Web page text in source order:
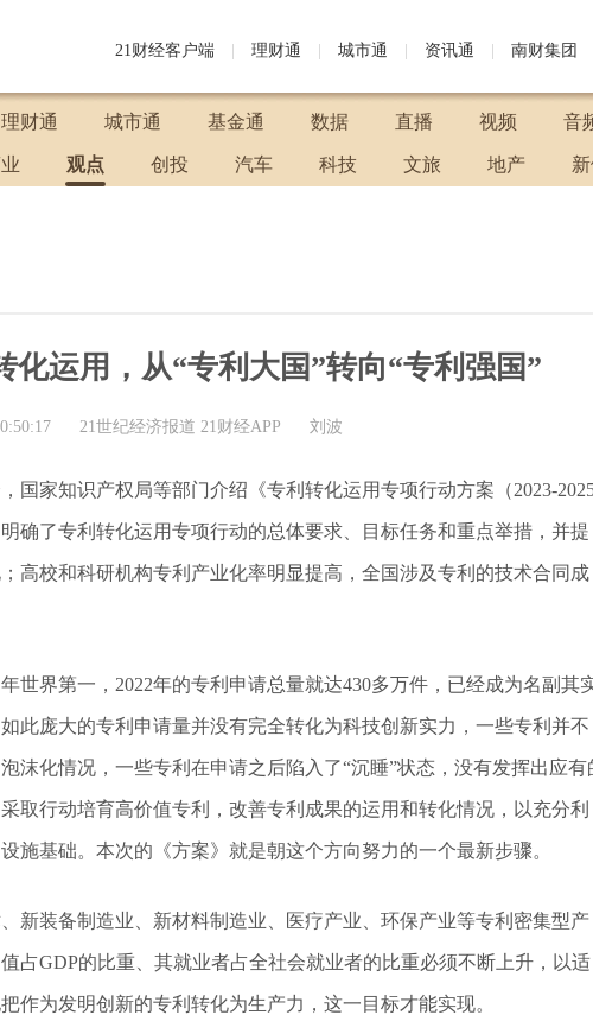
21财经客户端 理财通 城市通 资讯通 南财集团
理财通 城市通 基金通 数据 直播 视频 音
观点 创投 汽车 科技 文旅 地产
化运用，从“专利大国”转向“专利强国”
21世纪经济报道 21财经APP 刘波
国家知识产权局等部门介绍《专利转化运用专项行动方案（2023-
确了专利转化运用专项行动的总体要求、目标任务和重点举措，并提
高校和科研机构专利产业化率明显提高，全国涉及专利的技术合同成
世界第一，2022年的专利申请总量就达430多万件，已经成为名副其
此庞大的专利申请量并没有完全转化为科技创新实力，一些专利并不
沫化情况，一些专利在申请之后陷入了“沉睡”状态，没有发挥出应有
取行动培育高价值专利，改善专利成果的运用和转化情况，以充分利
施基础。本次的《方案》就是朝这个方向努力的一个最新步骤。
新装备制造业、新材料制造业、医疗产业、环保产业等专利密集型产
占GDP的比重、其就业者占全社会就业者的比重必须不断上升，以适
作为发明创新的专利转化为生产力，这一目标才能实现。